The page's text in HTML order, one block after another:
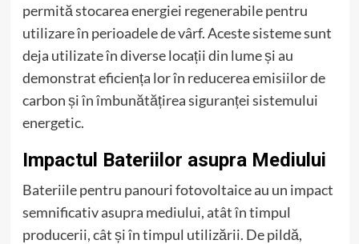
permită stocarea energiei regenerabile pentru
utilizare în perioadele de vârf. Aceste sisteme sunt
deja utilizate în diverse locații din lume și au
demonstrat eficiența lor în reducerea emisiilor de
carbon și în îmbunătățirea siguranței sistemului
energetic.
Impactul Bateriilor asupra Mediului
Bateriile pentru panouri fotovoltaice au un impact
semnificativ asupra mediului, atât în timpul
producerii, cât și în timpul utilizării. De pildă,